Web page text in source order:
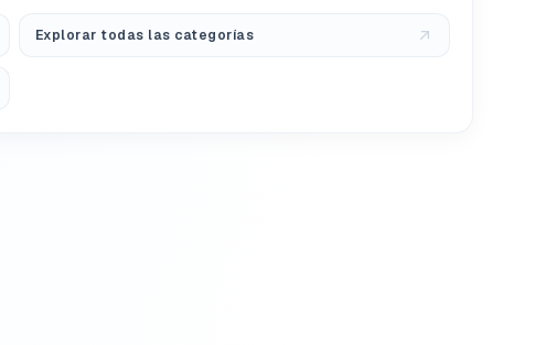
Explorar todas las categorías